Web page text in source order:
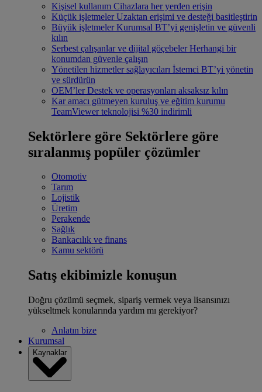
Kişisel kullanım Cihazlara her yerden erişin
Küçük işletmeler Uzaktan erişimi ve desteği basitleştirin
Büyük işletmeler Kurumsal BT’yi genişletin ve güvenli
kılın
Serbest çalışanlar ve dijital göçebeler Herhangi bir
konumdan güvenle çalışın
Yönetilen hizmetler sağlayıcıları İstemci BT’yi yönetin
ve sürdürün
OEM’ler Destek ve operasyonları aksaksız kılın
Kar amacı gütmeyen kuruluş ve eğitim kurumu
TeamViewer teknolojisi %30 indirimli
Sektörlere göre Sektörlere göre
sıralanmış popüler çözümler
Otomotiv
Tarım
Lojistik
Üretim
Perakende
Sağlık
Bankacılık ve finans
Kamu sektörü
Satış ekibimizle konuşun
Doğru çözümü seçmek, sipariş vermek veya lisansınızı
yükseltmek konularında yardım mı gerekiyor?
Anlatın bize
Kurumsal
Kaynaklar